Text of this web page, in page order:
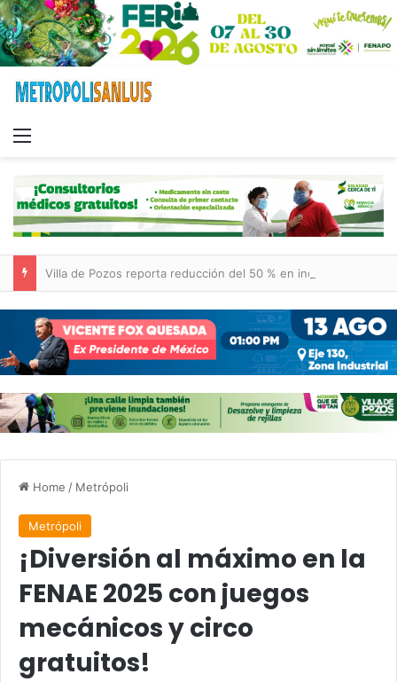
Home / Metrópoli
Metrópoli
¡Diversión al máximo en la
FENAE 2025 con juegos
mecánicos y circo
gratuitos!